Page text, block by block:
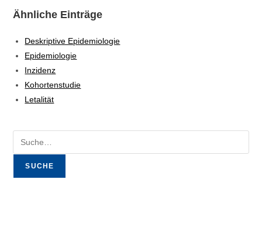
{RD}
Ähnliche Einträge
Deskriptive Epidemiologie
Epidemiologie
Inzidenz
Kohortenstudie
Letalität
SUCHE